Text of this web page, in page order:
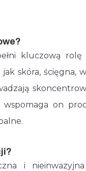
kluczową
skóra, ścięgna,
wspomaga on
i